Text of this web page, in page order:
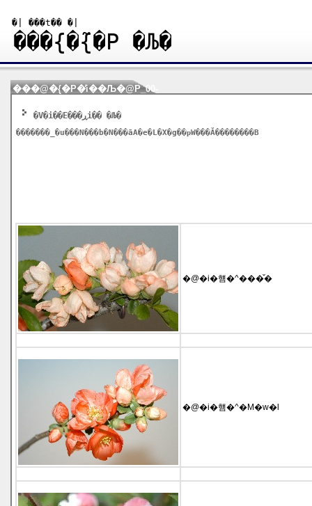
�| ���t�� �|
���{�̃{�P �Љ�
���@�{�P�̕i��Љ�@P_00-
�V�i��E���ڕi�� �Љ�
�������_�u���N���b�N���āA�e�L�X�g��ҏW���Ă��������B
�@�i�햼�^���̌�
�@�i�햼�^�M�w�l